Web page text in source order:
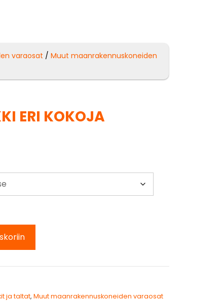
varaosat /Muut maanrakennuskoneiden
ERI KOKOJA
ja taltat,Muut maanrakennuskoneiden varaosat